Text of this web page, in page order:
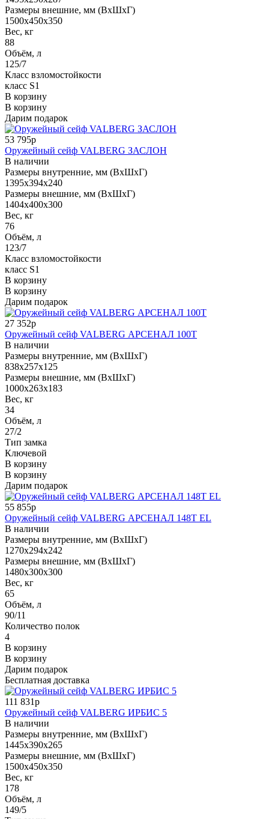
Размеры внешние, мм (ВхШхГ)
1500x450x350
Вес, кг
88
Объём, л
125/7
Класс взломостойкости
класс S1
В корзину
В корзину
Дарим подарок
53 795р
Оружейный сейф VALBERG ЗАСЛОН
В наличии
Размеры внутренние, мм (ВхШхГ)
1395x394x240
Размеры внешние, мм (ВхШхГ)
1404x400x300
Вес, кг
76
Объём, л
123/7
Класс взломостойкости
класс S1
В корзину
В корзину
Дарим подарок
27 352р
Оружейный сейф VALBERG АРСЕНАЛ 100Т
В наличии
Размеры внутренние, мм (ВхШхГ)
838x257x125
Размеры внешние, мм (ВхШхГ)
1000x263x183
Вес, кг
34
Объём, л
27/2
Тип замка
Ключевой
В корзину
В корзину
Дарим подарок
55 855р
Оружейный сейф VALBERG АРСЕНАЛ 148Т EL
В наличии
Размеры внутренние, мм (ВхШхГ)
1270x294x242
Размеры внешние, мм (ВхШхГ)
1480x300x300
Вес, кг
65
Объём, л
90/11
Количество полок
4
В корзину
В корзину
Дарим подарок
Бесплатная доставка
111 831р
Оружейный сейф VALBERG ИРБИС 5
В наличии
Размеры внутренние, мм (ВхШхГ)
1445x390x265
Размеры внешние, мм (ВхШхГ)
1500x450x350
Вес, кг
178
Объём, л
149/5